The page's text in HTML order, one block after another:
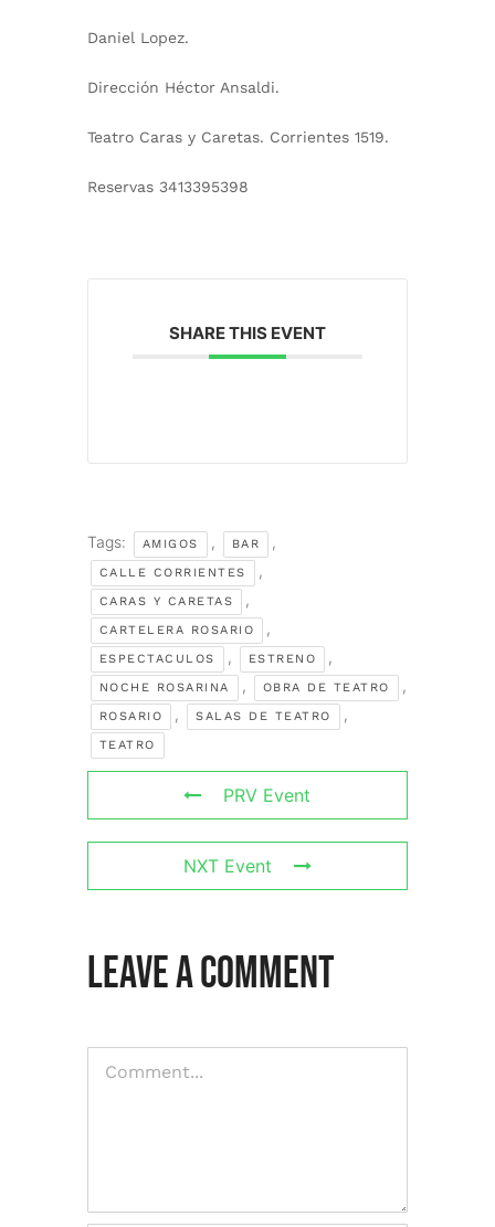
Daniel Lopez.
Dirección Héctor Ansaldi.
Teatro Caras y Caretas. Corrientes 1519.
Reservas 3413395398
SHARE THIS EVENT
Tags: AMIGOS , BAR ,
CALLE CORRIENTES ,
CARAS Y CARETAS ,
CARTELERA ROSARIO ,
ESPECTACULOS , ESTRENO ,
NOCHE ROSARINA , OBRA DE TEATRO ,
ROSARIO , SALAS DE TEATRO ,
TEATRO
PRV Event
NXT Event
Leave A Comment